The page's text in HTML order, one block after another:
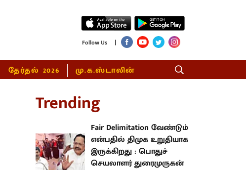
Follow Us |
தேர்தல் 2026 மு.க.ஸ்டாலின்
Trending
Fair Delimitation வேண்டும்
என்பதில் திமுக உறுதியாக
இருக்கிறது : பொதுச் செயலாளர்
துரைமுருகன் திட்டவட்டம்!